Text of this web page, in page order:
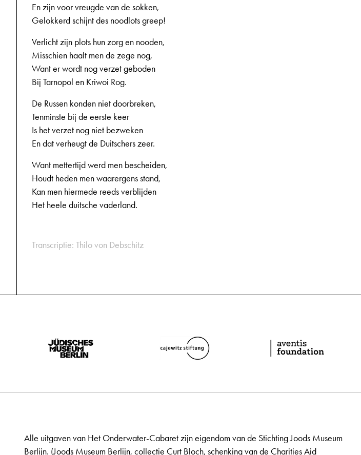
En zijn voor vreugde van de sokken,
Gelokkerd schijnt des noodlots greep!
Verlicht zijn plots hun zorg en nooden,
Misschien haalt men de zege nog,
Want er wordt nog verzet geboden
Bij Tarnopol en Kriwoi Rog.
De Russen konden niet doorbreken,
Tenminste bij de eerste keer
Is het verzet nog niet bezweken
En dat verheugt de Duitschers zeer.
Want mettertijd werd men bescheiden,
Houdt heden men waarergens stand,
Kan men hiermede reeds verblijden
Het heele duitsche vaderland.
Transcriptie: Thilo von Debschitz
Alle uitgaven van Het Onderwater-Cabaret zijn eigendom van de Stichting Joods Museum
Berlijn. (Joods Museum Berlijn, collectie Curt Bloch, schenking van de Charities Aid